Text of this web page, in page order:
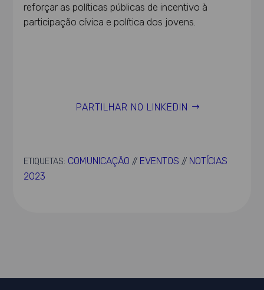
reforçar as políticas públicas de incentivo à
participação cívica e política dos jovens.
PARTILHAR NO LINKEDIN
ETIQUETAS: COMUNICAÇÃO // EVENTOS // NOTÍCIAS
2023